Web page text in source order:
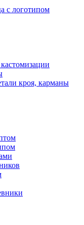
с логотипом
кроя, карманы